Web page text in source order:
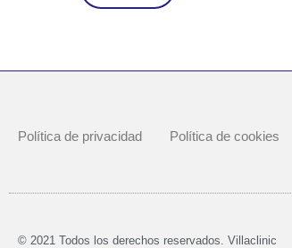
Política de privacidad Política de cookies
© 2021 Todos los derechos reservados. Villaclinic